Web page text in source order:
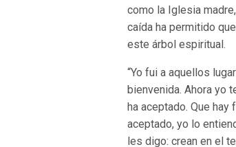
como la Iglesia
caída ha permitido
este árbol espiritual.
“Yo fui a aquellos
bienvenida. Ahora yo
ha aceptado. Que
aceptado, yo lo
les digo: crean en el